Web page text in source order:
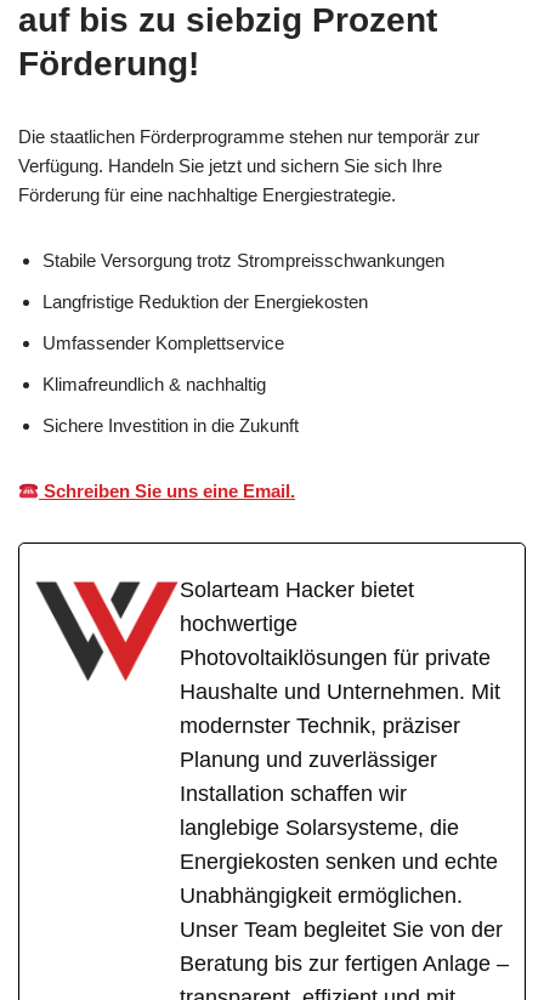
auf bis zu siebzig Prozent
Förderung!
Die staatlichen Förderprogramme stehen nur temporär zur
Verfügung. Handeln Sie jetzt und sichern Sie sich Ihre
Förderung für eine nachhaltige Energiestrategie.
Stabile Versorgung trotz Strompreisschwankungen
Langfristige Reduktion der Energiekosten
Umfassender Komplettservice
Klimafreundlich & nachhaltig
Sichere Investition in die Zukunft
Schreiben Sie uns eine Email.
Solarteam Hacker bietet
hochwertige
Photovoltaiklösungen für private
Haushalte und Unternehmen. Mit
modernster Technik, präziser
Planung und zuverlässiger
Installation schaffen wir
langlebige Solarsysteme, die
Energiekosten senken und echte
Unabhängigkeit ermöglichen.
Unser Team begleitet Sie von der
Beratung bis zur fertigen Anlage –